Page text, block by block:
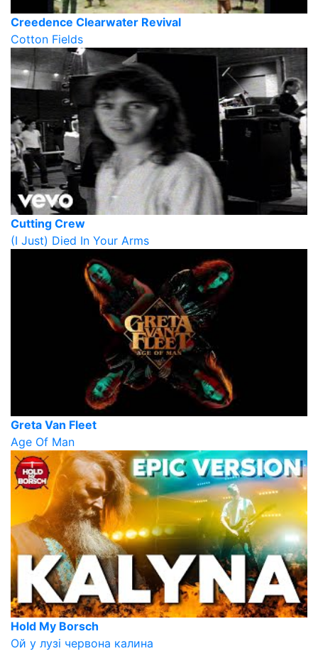
Creedence Clearwater Revival
Cotton Fields
Cutting Crew
(I Just) Died In Your Arms
Greta Van Fleet
Age Of Man
Hold My Borsch
Ой у лузі червона калина